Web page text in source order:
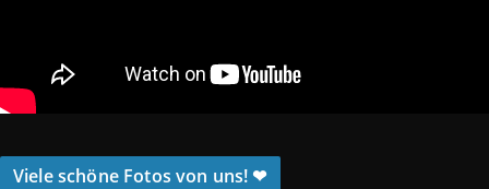
Viele schöne Fotos von uns! ❤